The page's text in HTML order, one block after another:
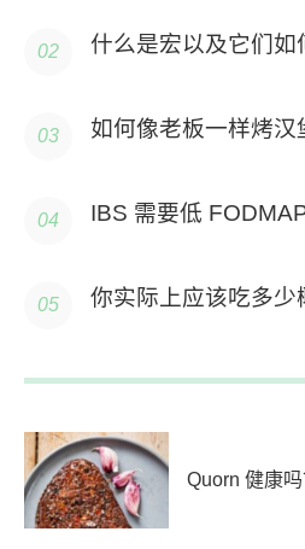
什么是宏以及它们如
如何像老板一样烤汉
IBS 需要低 FODMAP
你实际上应该吃多少
Quorn 健康